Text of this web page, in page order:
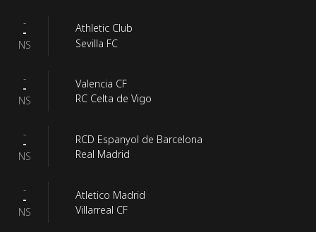
-
-
NS
Athletic Club
Sevilla FC
-
-
NS
Valencia CF
RC Celta de Vigo
-
-
NS
RCD Espanyol de Barcelona
Real Madrid
-
-
NS
Atletico Madrid
Villarreal CF